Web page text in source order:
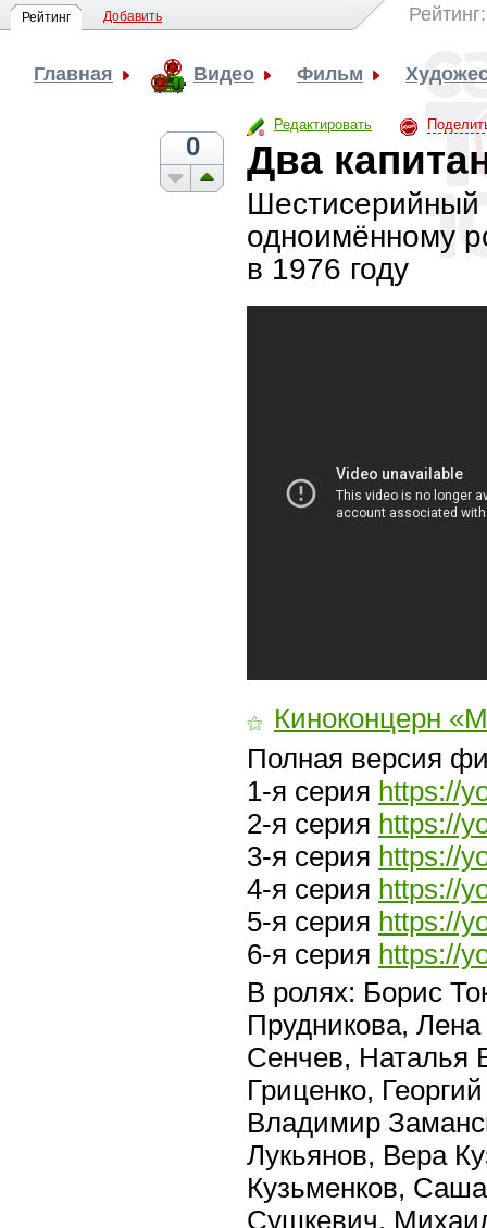
Рейтинг Добавить
Главная Видео Фильм
Редактировать
0 Два
одноимённому
в 1976 году
⚝
Киноконцерн
Полная версия
1-я серия https://
2-я серия https://
3-я серия https://
4-я серия https://
5-я серия https://
6-я серия https://
В ролях: Борис
Прудникова,
Сенчев, Наталья
Гриценко,
Владимир
Лукьянов, Вера
Кузьменков,
Сушкевич,